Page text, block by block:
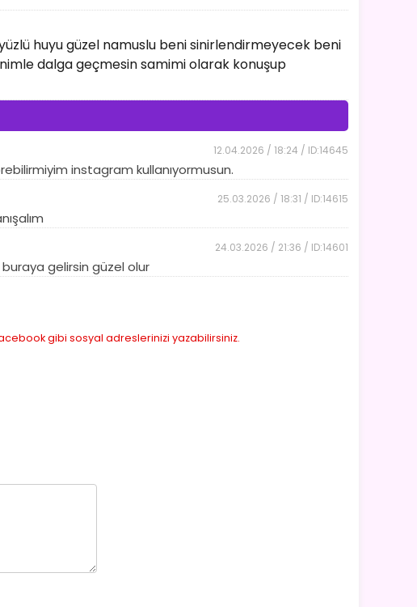
huyu güzel namuslu beni sinirlendirmeyecek beni
dalga geçmesin samimi olarak konuşup
12.04.2026 / 18:24 / ID:14645
instagram kullanıyormusun.
25.03.2026 / 18:31 / ID:14615
24.03.2026 / 21:36 / ID:14601
gelirsin güzel olur
gibi sosyal adreslerinizi yazabilirsiniz.